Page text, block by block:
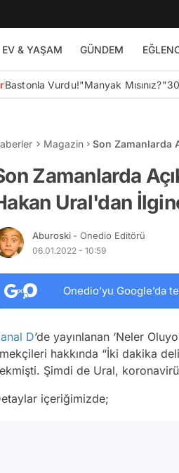
EV & YAŞAM GÜNDEM
Bastonla Vurdu!"Manyak Mısınız?"
Magazin
Son Zamanlarda
Zamanlarda
Ural'dan
Aburoski - Onedio Editörü
06.01.2022 - 10:59
Onedio’yu Google’da
D’de yayınlanan ‘Neler
hakkında “İki dakika
Şimdi de Ural,
içeriğimizde;